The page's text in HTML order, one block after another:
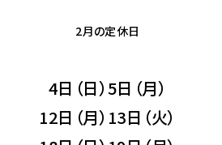
2月の定休日
4日（日）5日（月）
12日（月）13日（火）